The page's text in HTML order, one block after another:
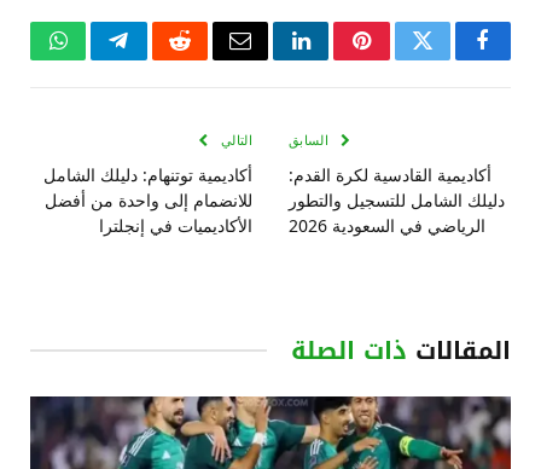
فيسبوكتويتر بينتيريستلينكدإنالبريد
رديت تيلقرام
السابق
أكاديمية القادسية لكرة القدم:
دليلك الشامل للتسجيل والتطور
الرياضي في السعودية 2026
التالي
أكاديمية توتنهام: دليلك الشامل
للانضمام إلى واحدة من أفضل
الأكاديميات في إنجلترا
المقالات ذات الصلة